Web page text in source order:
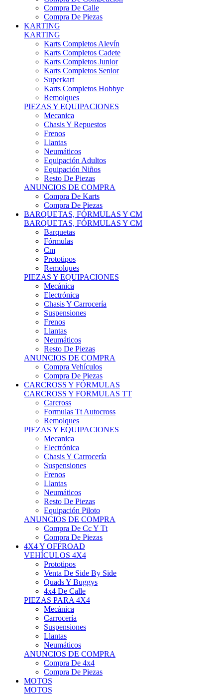
Compra De Piezas
KARTING
KARTING
Karts Completos Alevín
Karts Completos Cadete
Karts Completos Junior
Karts Completos Senior
Superkart
Karts Completos Hobbye
Remolques
PIEZAS Y EQUIPACIONES
Mecanica
Chasis Y Repuestos
Frenos
Llantas
Neumáticos
Equipación Adultos
Equipación Niños
Resto De Piezas
ANUNCIOS DE COMPRA
Compra De Karts
Compra De Piezas
BARQUETAS, FÓRMULAS Y CM
BARQUETAS, FÓRMULAS Y CM
Barquetas
Fórmulas
Cm
Prototipos
Remolques
PIEZAS Y EQUIPACIONES
Mecánica
Electrónica
Chasis Y Carrocería
Suspensiones
Frenos
Llantas
Neumáticos
Resto De Piezas
ANUNCIOS DE COMPRA
Compra Vehículos
Compra De Piezas
CARCROSS Y FÓRMULAS
CARCROSS Y FORMULAS TT
Carcross
Formulas Tt Autocross
Remolques
PIEZAS Y EQUIPACIONES
Mecanica
Electrónica
Chasis Y Carrocería
Suspensiones
Frenos
Llantas
Neumáticos
Resto De Piezas
Equipación Piloto
ANUNCIOS DE COMPRA
Compra De Cc Y Tt
Compra De Piezas
4X4 Y OFFROAD
VEHÍCULOS 4X4
Prototipos
Venta De Side By Side
Quads Y Buggys
4x4 De Calle
PIEZAS PARA 4X4
Mecánica
Carrocería
Suspensiones
Llantas
Neumáticos
ANUNCIOS DE COMPRA
Compra De 4x4
Compra De Piezas
MOTOS
MOTOS
Motos De Circuito